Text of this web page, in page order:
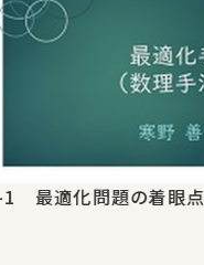
1 最適化問題の着眼点